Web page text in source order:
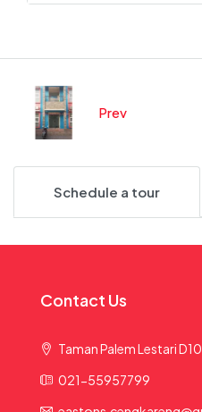
Prev
Schedule a tour
Contact Us
Taman Palem Lestari
021-55957799